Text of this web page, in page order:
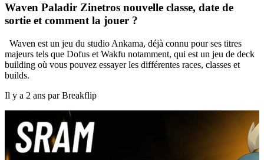
Waven Paladir Zinetros nouvelle classe, date de
sortie et comment la jouer ?
Waven est un jeu du studio Ankama, déjà connu pour ses titres
majeurs tels que Dofus et Wakfu notamment, qui est un jeu de deck
building où vous pouvez essayer les différentes races, classes et
builds.
Il y a 2 ans par Breakflip